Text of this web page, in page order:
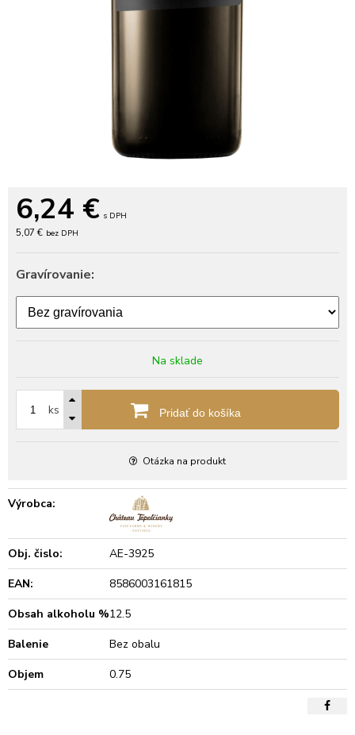
6,24 € s DPH
5,07 € bez DPH
Gravírovanie:
Na sklade
ks Pridať do košíka
Otázka na produkt
Výrobca:
Obj. čislo:
AE-3925
EAN:
8586003161815
Obsah alkoholu %12.5
Balenie
Bez obalu
Objem
0.75